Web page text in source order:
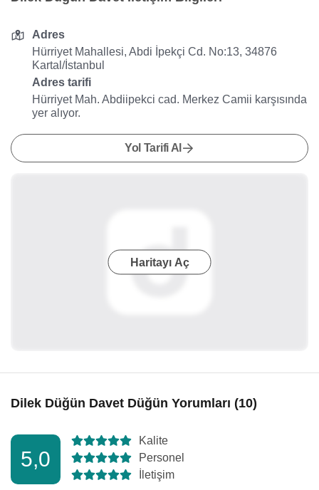
Adres
Hürriyet Mahallesi, Abdi İpekçi Cd. No:13, 34876
Kartal/İstanbul
Adres tarifi
Hürriyet Mah. Abdiipekci cad. Merkez Camii karşısında
yer alıyor.
Yol Tarifi Al
Haritayı Aç
Dilek Düğün Davet Düğün Yorumları (10)
5,0
Kalite
Personel
İletişim